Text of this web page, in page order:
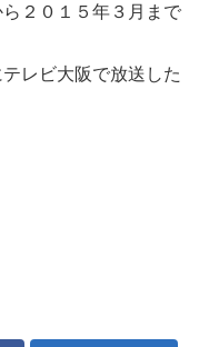
２０１５年３月まで
レビ大阪で放送した